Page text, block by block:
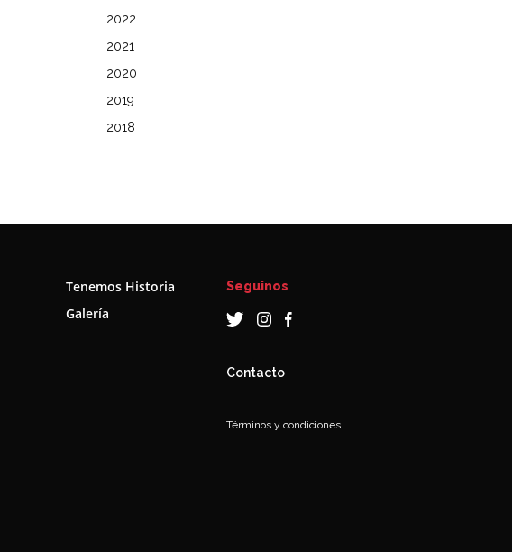
2022
2021
2020
2019
2018
Tenemos Historia
Galería
Seguinos
Contacto
Términos y condiciones